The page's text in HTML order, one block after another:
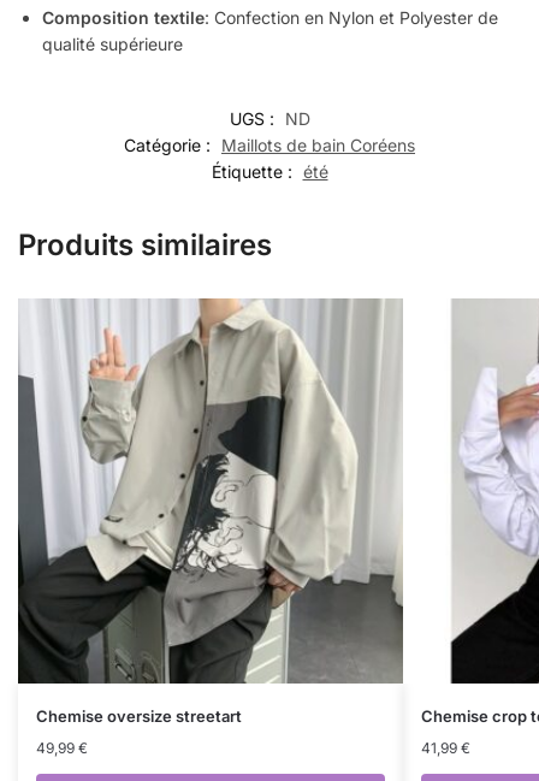
Composition textile: Confection en Nylon et Polyester de
qualité supérieure
UGS :
ND
Catégorie :
Maillots de bain Coréens
Étiquette : été
Produits similaires
Chemise oversize streetart
49,99 €
Chemise crop
41,99 €